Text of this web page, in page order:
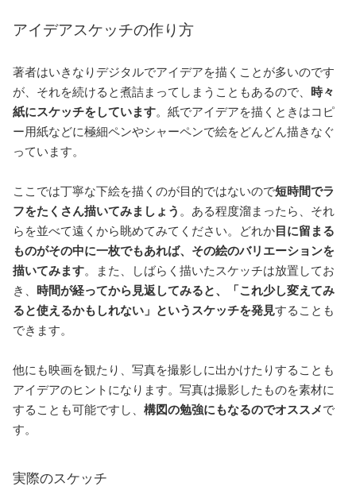
アイデアスケッチの作り方
著者はいきなりデジタルでアイデアを描くことが多いのです
が、それを続けると煮詰まってしまうこともあるので、 時々
紙にスケッチをしています。紙でアイデアを描くときはコピ
ー用紙などに極細ペンやシャーペンで絵をどんどん描きなぐ
っています。
ここでは丁寧な下絵を描くのが目的ではないので短時間でラ
フをたくさん描いてみましょう 。ある程度溜まったら、それ
らを並べて遠くから眺めてみてください。どれか目に留まる
ものがその中に一枚でもあれば、その絵のバリエーションを
描いてみます。また、しばらく描いたスケッチは放置してお
き、 時間が経ってから見返してみると、「これ少し変えてみ
ると使えるかもしれない」というスケッチを発見することも
できます。
他にも映画を観たり、写真を撮影しに出かけたりすることも
アイデアのヒントになります。写真は撮影したものを素材に
することも可能ですし、 構図の勉強にもなるのでオススメで
す。
実際のスケッチ